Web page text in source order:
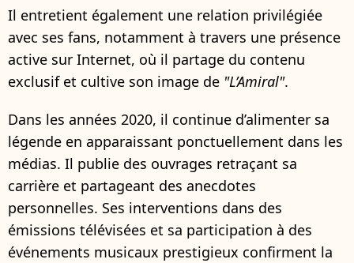
Il entretient également une relation privilégiée
avec ses fans, notamment à travers une présence
active sur Internet, où il partage du contenu
exclusif et cultive son image de "L’Amiral".
Dans les années 2020, il continue d’alimenter sa
légende en apparaissant ponctuellement dans les
médias. Il publie des ouvrages retraçant sa
carrière et partageant des anecdotes
personnelles. Ses interventions dans des
émissions télévisées et sa participation à des
événements musicaux prestigieux confirment la